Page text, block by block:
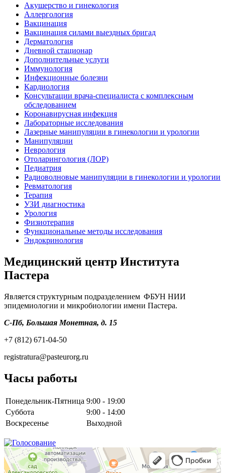
Акушерство и гинекология
Аллергология
Вакцинация
Вакцинация силами выездных бригад
Дерматология
Дневной стационар
Дополнительные услуги
Иммунология
Инфекционные болезни
Кардиология
Консультации врача-специалиста с комплексным
обследованием
Коронавирусная инфекция
Лабораторные исследования
Лазерные манипуляции в гинекологии и урологии
Манипуляции
Неврология
Отоларингология (ЛОР)
Педиатрия
Радиоволновые манипуляции в гинекологии и урологии
Ревматология
Терапия
УЗИ диагностика
Урология
Физиотерапия
Функциональные методы исследования
Эндокринология
Медицинский центр Института
Пастера
Является структурным подразделением ФБУН НИИ
эпидемиологии и микробиологии имени Пастера.
С-Пб, Большая Монетная, д. 15
+7 (812) 671-04-50
registratura@pasteurorg.ru
Часы работы
Понедельник-Пятница 9:00 - 19:00
Суббота
9:00 - 14:00
Воскресенье
Выходной